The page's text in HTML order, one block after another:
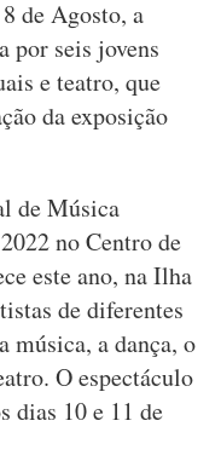
de Agosto, a
por seis jovens
e teatro, que
da exposição
de Música
no Centro de
este ano, na Ilha
de diferentes
música, a dança, o
O espectáculo
dias 10 e 11 de